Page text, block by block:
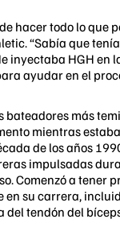
hacer todo lo que
“Sabía que
inyectaba HGH en
ayudar en el
bateadores más
mientras estaba
de los años
impulsadas
Comenzó a tener
en su carrera,
tendón del